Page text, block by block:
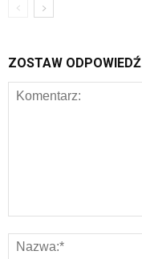
ZOSTAW ODPOWIEDŹ